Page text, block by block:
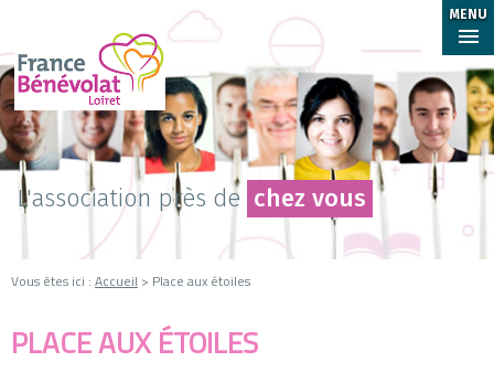
MENU
L'association près de chez vous
Vous êtes ici : Accueil > Place aux étoiles
PLACE AUX ÉTOILES